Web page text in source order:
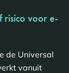
risico voor e-
de Universal
vanuit